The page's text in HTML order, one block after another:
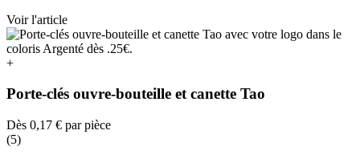
Voir l'article
+
Porte-clés ouvre-bouteille et canette Tao
Dès 0,17 € par pièce
(5)